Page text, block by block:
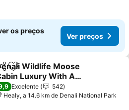
os preços
Ver preços
Adicionar aos favoritos
Wildlife Moose
Luxury With A
Of Rustic
preços
Excelente
542
Healy, a 14.6 km de Denali National Park